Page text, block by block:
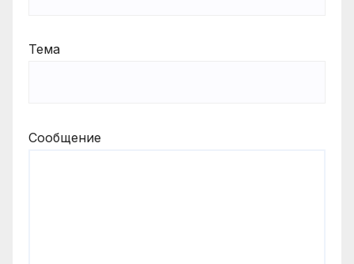
Тема
Сообщение